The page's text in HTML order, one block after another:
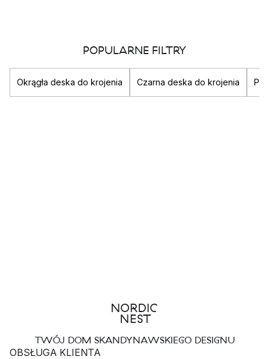
POPULARNE FILTRY
Okrągła deska do krojenia Czarna deska do krojenia
TWÓJ DOM SKANDYNAWSKIEGO DESIGNU
OBSŁUGA KLIENTA